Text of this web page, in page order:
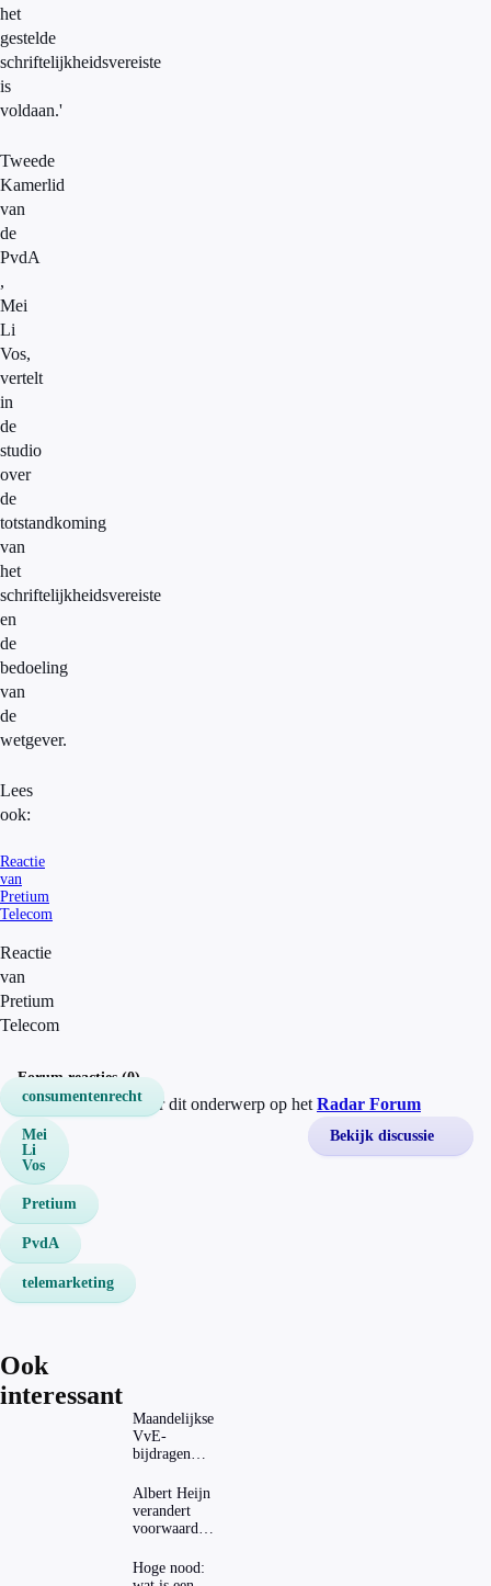
het
gestelde
schriftelijkheidsvereiste
is
voldaan.'
Tweede
Kamerlid
van
de
PvdA
,
Mei
Li
Vos,
vertelt
in
de
studio
over
de
totstandkoming
van
het
schriftelijkheidsvereiste
en
de
bedoeling
van
de
wetgever.
Lees
ook:
Reactie
van
Pretium
Telecom
Reactie
van
Pretium
Telecom
consumentenrecht
Mei
Li
Vos
Pretium
PvdA
telemarketing
Forum reacties (0)
Discussieer mee over dit onderwerp op het Radar Forum
Bekijk discussie
Ook
interessant
Maandelijkse
VvE-
bijdragen
dat invloed
op je
hypotheek?
Albert Heijn
verandert
voorwaarden
mag dat
zomaar?
Hoge nood: